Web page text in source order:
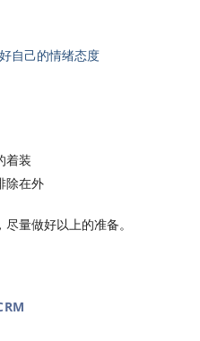
自己的情绪态度
着装
除在外
量做好以上的准备。